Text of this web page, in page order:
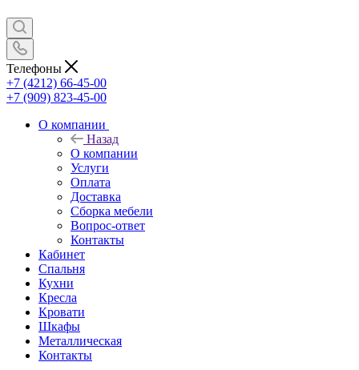
Телефоны
+7 (4212) 66-45-00
+7 (909) 823-45-00
О компании
Назад
О компании
Услуги
Оплата
Доставка
Сборка мебели
Вопрос-ответ
Контакты
Кабинет
Спальня
Кухни
Кресла
Кровати
Шкафы
Металлическая
Контакты